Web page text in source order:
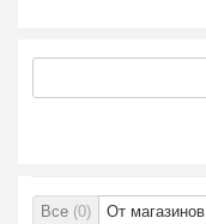
Все (0) От магазинов